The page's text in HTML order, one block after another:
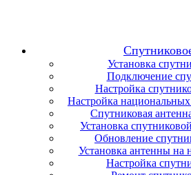
Установка
Подключение
Настройка
Настройка
Спутниковая
Установка
Обновление
Установка антенны на
Настройка